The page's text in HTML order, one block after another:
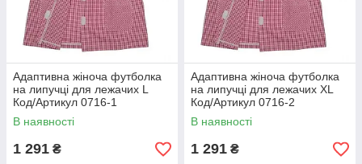
Адаптивна жіноча футболка
на липучці для лежачих L
Код/Артикул 0716-1
В наявності
1 291 ₴
Адаптивна жіноча футболка
на липучці для лежачих XL
Код/Артикул 0716-2
В наявності
1 291 ₴